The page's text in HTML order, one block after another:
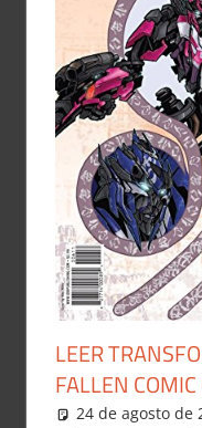
LEER
FALLEN
24 de agosto de